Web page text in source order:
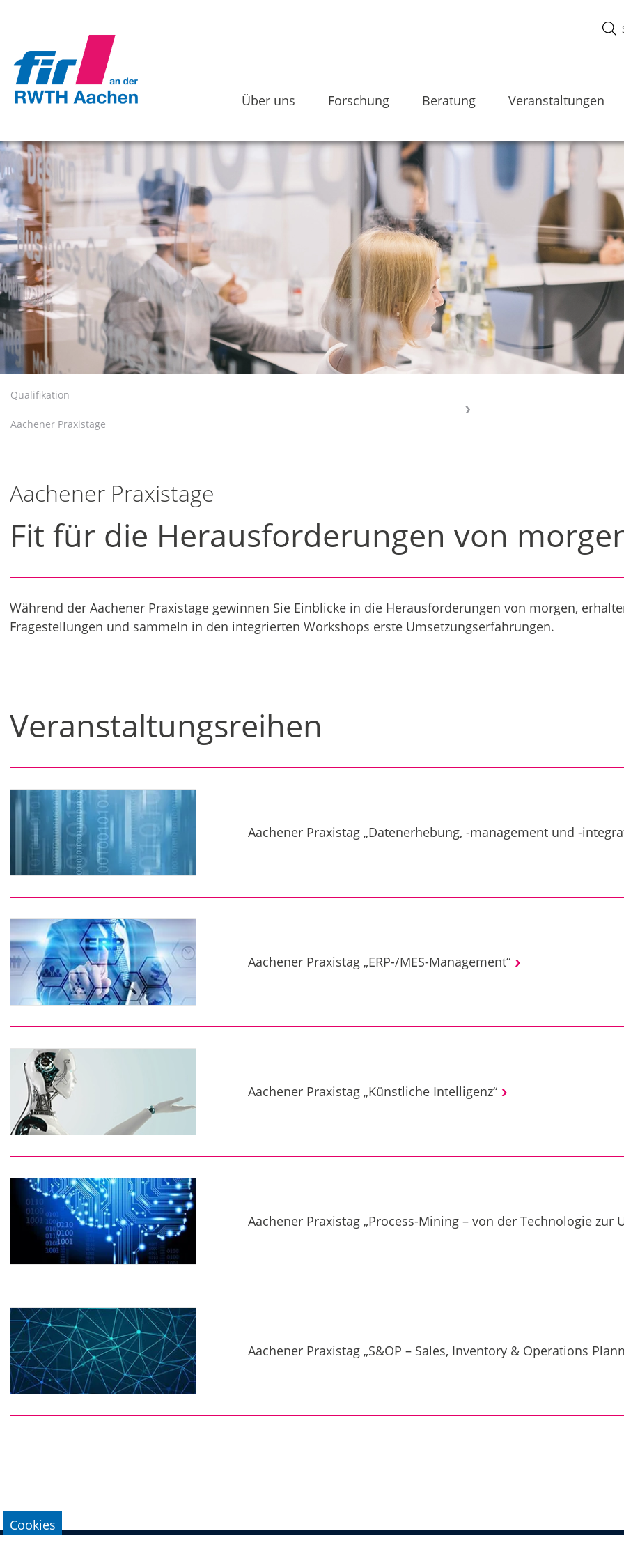
Über uns Forschung Beratung Veranstaltungen
Qualifikation
Aachener Praxistage
Aachener Praxistage
Fit für die Herausforderungen von
Während der Aachener Praxistage gewinnen Sie Einblicke in die Herausforderungen von morgen,
Fragestellungen und sammeln in den integrierten Workshops erste Umsetzungserfahrungen.
Veranstaltungsreihen
Aachener Praxistag „Datenerhebung, -management und -
Aachener Praxistag „ERP-/MES-Management“
Aachener Praxistag „Künstliche Intelligenz“
Aachener Praxistag „Process-Mining – von der Technologie zur
Aachener Praxistag „S&OP – Sales, Inventory & Operations
Cookies